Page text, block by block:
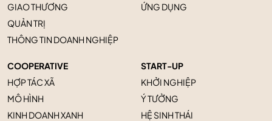
GIAO THƯƠNG
QUẢN TRỊ
THÔNG TIN DOANH NGHIỆP
ỨNG DỤNG
COOPERATIVE
HỢP TÁC XÃ
MÔ HÌNH
KINH DOANH XANH
START-UP
KHỞI NGHIỆP
Ý TƯỞNG
HỆ SINH THÁI